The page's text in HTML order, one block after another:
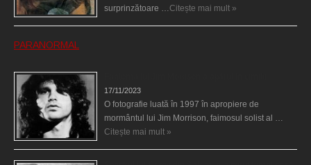
surprinzătoare …Citește mai mult »
PARANORMAL
17/11/2023
O fotografie luată în 1997 în apropiere de
mormântul lui Jim Morrison, faimosul solist al …
Citește mai mult »